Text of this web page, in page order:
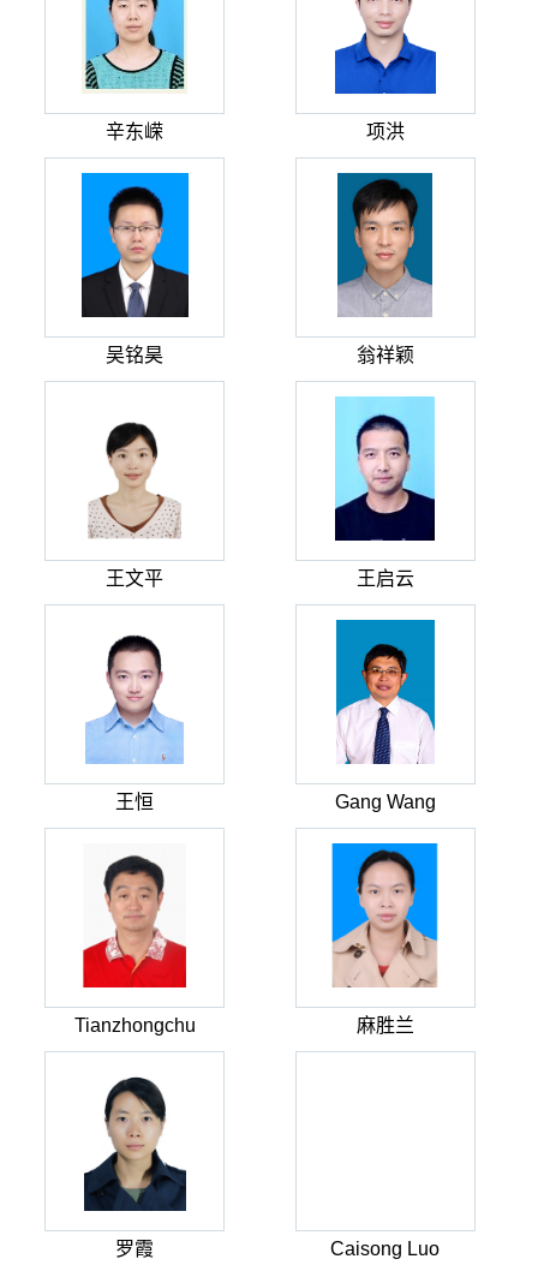
辛东嵘 项洪
吴铭昊 翁祥颖
王文平 王启云
王恒 Gang Wang
Tianzhongchu 麻胜兰
罗霞 Caisong Luo